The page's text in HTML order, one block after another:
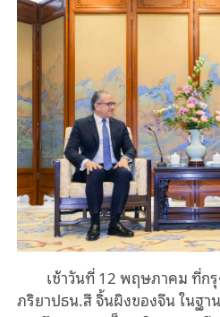
เช้าวันที่ 12 พฤษภาคมที่ก
ภริยาปธน.สี จิ้นผิงของจีนในฐา